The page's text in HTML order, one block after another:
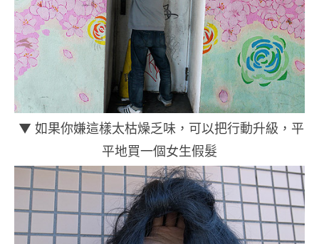
▼ 如果你嫌這樣太枯燥乏味，可以把行動升級，平
平地買一個女生假髮